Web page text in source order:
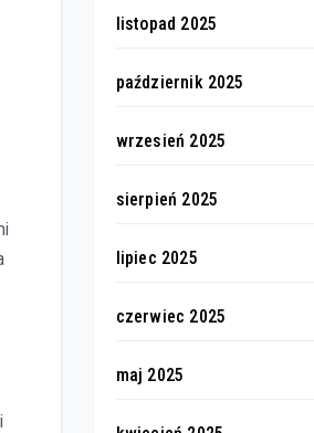
listopad 2025
październik 2025
wrzesień 2025
sierpień 2025
lipiec 2025
czerwiec 2025
maj 2025